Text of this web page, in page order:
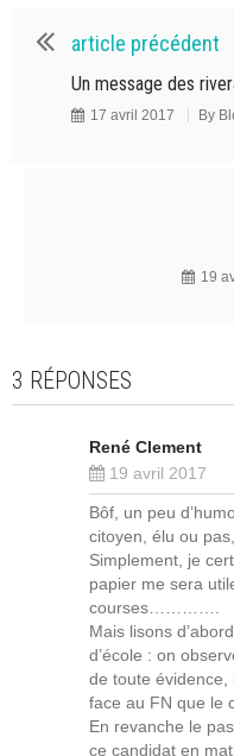
article précédent
Un message des
17 avril 2017 By
19
3 RÉPONSES
René Clement
19 avril 2017
Bôf, un peu
citoyen, élu ou
Simplement, je
papier me sera
courses………….
Mais lisons
d’école : on
de toute évidence,
face au FN que le
En revanche le
ce candidat en